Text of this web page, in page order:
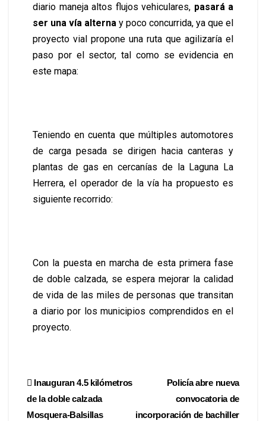
diario maneja altos flujos vehiculares, pasará a
ser una vía alterna y poco concurrida, ya que el
proyecto vial propone una ruta que agilizaría el
paso por el sector, tal como se evidencia en
este mapa:
Teniendo en cuenta que múltiples automotores
de carga pesada se dirigen hacia canteras y
plantas de gas en cercanías de la Laguna La
Herrera, el operador de la vía ha propuesto es
siguiente recorrido:
Con la puesta en marcha de esta primera fase
de doble calzada, se espera mejorar la calidad
de vida de las miles de personas que transitan
a diario por los municipios comprendidos en el
proyecto.
Policía abre nueva
convocatoria de
incorporación de bachiller
Inauguran 4.5 kilómetros
de la doble calzada
Mosquera-Balsillas